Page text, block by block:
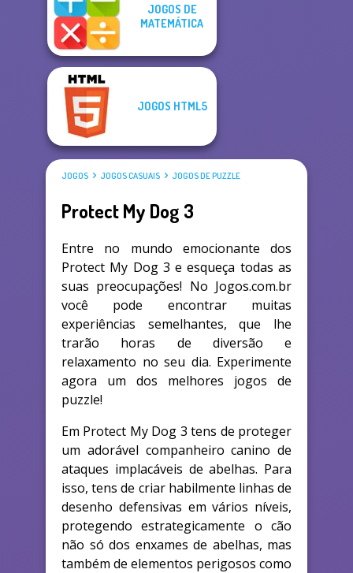
JOGOS DE
MATEMÁTICA
JOGOS HTML5
JOGOS JOGOS CASUAIS JOGOS DE PUZZLE
Protect My Dog 3
Entre no mundo emocionante dos
Protect My Dog 3 e esqueça todas as
suas preocupações! No Jogos.com.br
você pode encontrar muitas
experiências semelhantes, que lhe
trarão horas de diversão e
relaxamento no seu dia. Experimente
agora um dos melhores jogos de
puzzle!
Em Protect My Dog 3 tens de proteger
um adorável companheiro canino de
ataques implacáveis de abelhas. Para
isso, tens de criar habilmente linhas de
desenho defensivas em vários níveis,
protegendo estrategicamente o cão
não só dos enxames de abelhas, mas
também de elementos perigosos como